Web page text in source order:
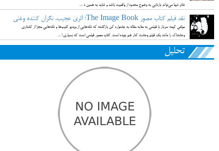
تئاتر تنها می‌تواند بازتابی به وضوح محدود از واقعیت باشد و شاید به همین د ...
نقد فیلم کتاب مصور The Image Book؛ اثری عجیب، نگران کننده وغنی
مولفی کهنه سرباز با فیلمی به مثابه مقاله به جشنواره کن بازگشته که تکه‌هایی از ویدیو کلیپ‌ها و تکه‌هایی مجزا از کشتاری
وحشتناک را مانند یک فیلم وحشت کنار هم چیده است. کتاب مصور فیلمی است که بسیاری ا ...
تحلیل